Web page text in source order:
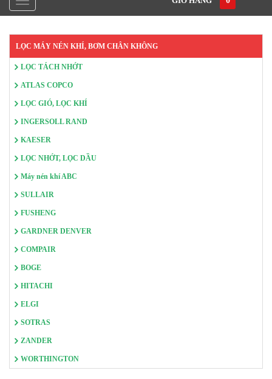
LỌC MÁY NÉN KHÍ, BƠM CHÂN KHÔNG
LỌC TÁCH NHỚT
ATLAS COPCO
LỌC GIÓ, LỌC KHÍ
INGERSOLL RAND
KAESER
LỌC NHỚT, LỌC DẦU
Máy nén khí ABC
SULLAIR
FUSHENG
GARDNER DENVER
COMPAIR
BOGE
HITACHI
ELGI
SOTRAS
ZANDER
WORTHINGTON